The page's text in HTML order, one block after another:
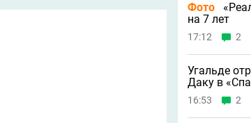
Фото
на 7 лет
17:12 2
Угальде
Даку в
16:53 2